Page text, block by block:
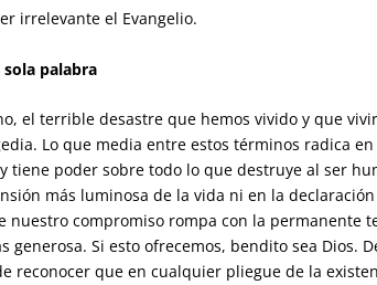
irrelevante el Evangelio.
sola palabra
el terrible desastre que hemos vivido y que
Lo que media entre estos términos radica
tiene poder sobre todo lo que destruye al ser
más luminosa de la vida ni en la
nuestro compromiso rompa con la permanente
generosa. Si esto ofrecemos, bendito sea Dios.
reconocer que en cualquier pliegue de la